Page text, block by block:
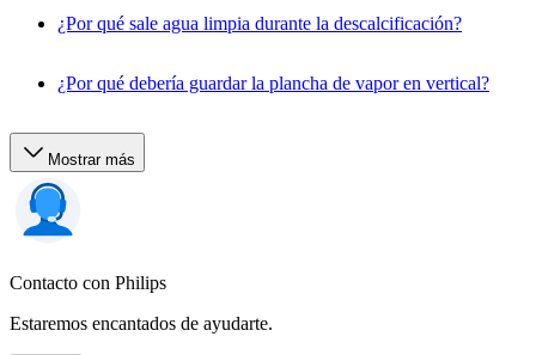
¿Por qué sale agua limpia durante la descalcificación?
¿Por qué debería guardar la plancha de vapor en vertical?
Mostrar más
Contacto con Philips
Estaremos encantados de ayudarte.